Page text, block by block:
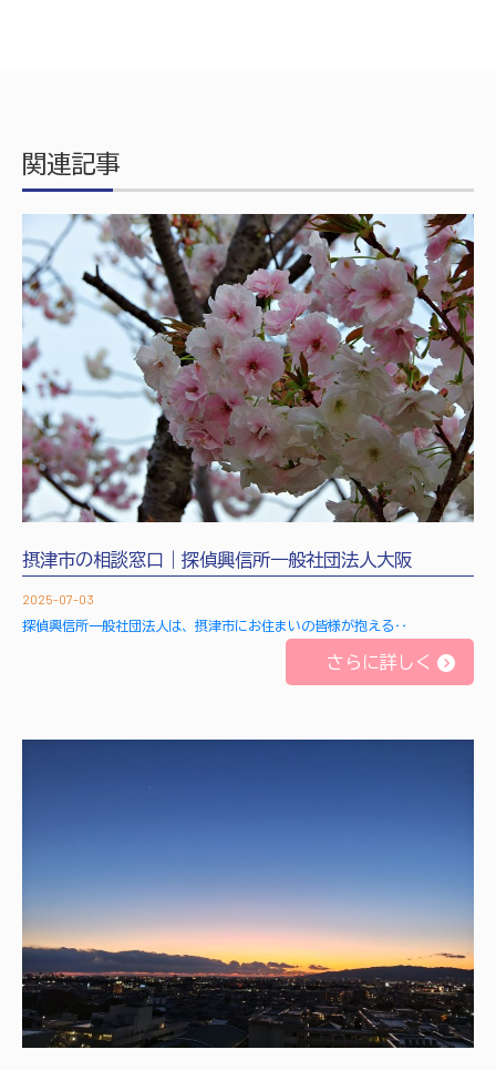
関連記事
摂津市の相談窓口｜探偵興信所一般社団法人大阪
2025-07-03
探偵興信所一般社団法人は、摂津市にお住まいの皆様が抱える‥
さらに詳しく